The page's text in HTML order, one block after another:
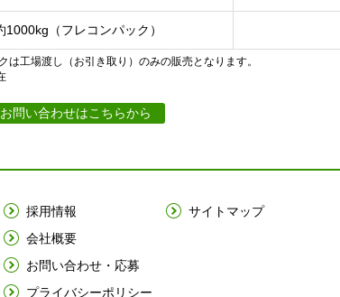
1000kg（フレコンパック）
は工場渡し（お引き取り）のみの販売となります。
問い合わせはこちらから
採用情報
会社概要
お問い合わせ・応募
プライバシーポリシー
サイトマップ